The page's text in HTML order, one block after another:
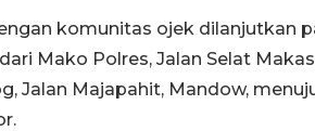
komunitas ojek dilanjutkan
Mako Polres, Jalan Selat
Jalan Majapahit, Mandow,